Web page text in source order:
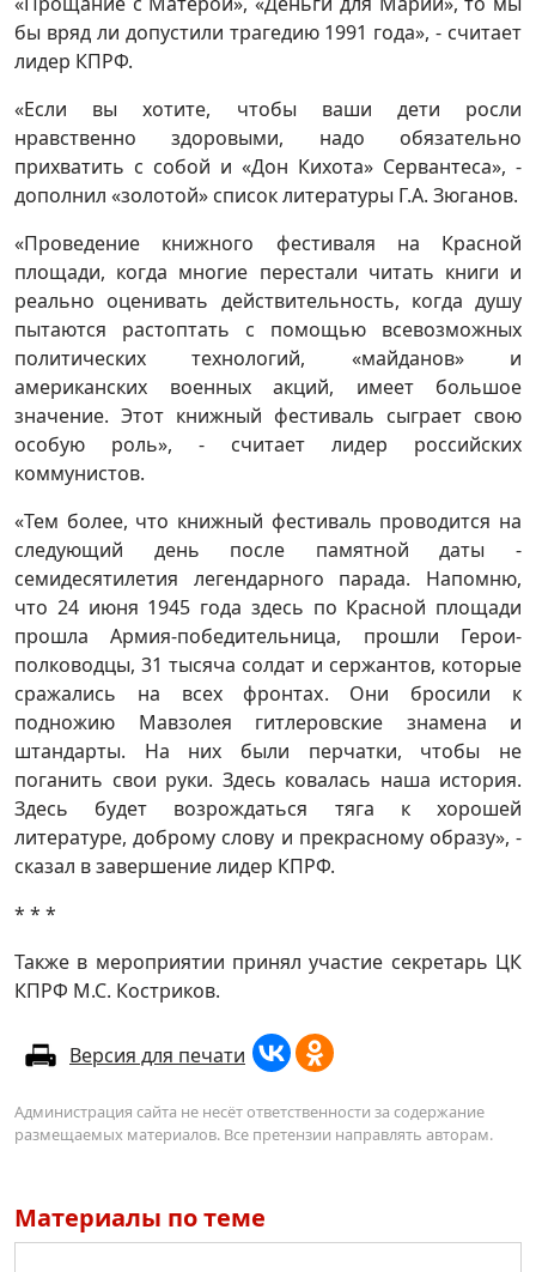
бы вряд ли допустили трагедию 1991 года», - считает
лидер КПРФ.
«Если вы хотите, чтобы ваши дети росли
нравственно здоровыми, надо обязательно
прихватить с собой и «Дон Кихота» Сервантеса», -
дополнил «золотой» список литературы Г.А. Зюганов.
«Проведение книжного фестиваля на Красной
площади, когда многие перестали читать книги и
реально оценивать действительность, когда душу
пытаются растоптать с помощью всевозможных
политических технологий, «майданов» и
американских военных акций, имеет большое
значение. Этот книжный фестиваль сыграет свою
особую роль», - считает лидер российских
коммунистов.
«Тем более, что книжный фестиваль проводится на
следующий день после памятной даты -
семидесятилетия легендарного парада. Напомню,
что 24 июня 1945 года здесь по Красной площади
прошла Армия-победительница, прошли Герои-
полководцы, 31 тысяча солдат и сержантов, которые
сражались на всех фронтах. Они бросили к
подножию Мавзолея гитлеровские знамена и
штандарты. На них были перчатки, чтобы не
поганить свои руки. Здесь ковалась наша история.
Здесь будет возрождаться тяга к хорошей
литературе, доброму слову и прекрасному образу», -
сказал в завершение лидер КПРФ.
* * *
Также в мероприятии принял участие секретарь ЦК
КПРФ М.С. Костриков.
Версия для печати
Администрация сайта не несёт ответственности за содержание
размещаемых материалов. Все претензии направлять авторам.
Материалы по теме